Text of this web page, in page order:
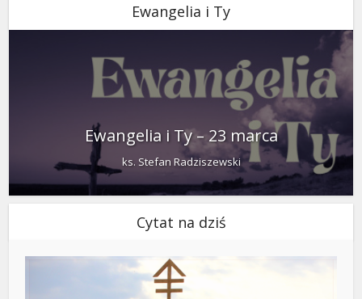
Ewangelia i Ty
Ewangelia i Ty – 23 marca
ks. Stefan Radziszewski
Cytat na dziś